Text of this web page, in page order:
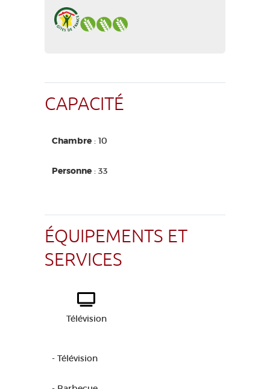
CAPACITÉ
Chambre : 10
Personne : 33
ÉQUIPEMENTS ET
SERVICES
Télévision
- Télévision